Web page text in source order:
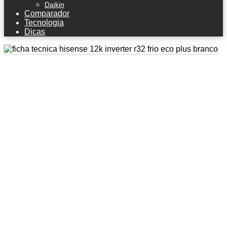
Daikin
Comparador
Tecnologia
Dicas